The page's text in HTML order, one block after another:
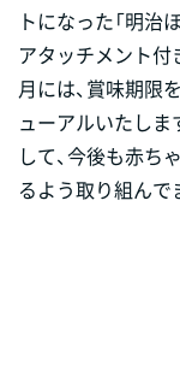
トになった「明治
アタッチメント付
月には、賞味期限
ューアルいたしま
して、今後も赤ち
るよう取り組んで